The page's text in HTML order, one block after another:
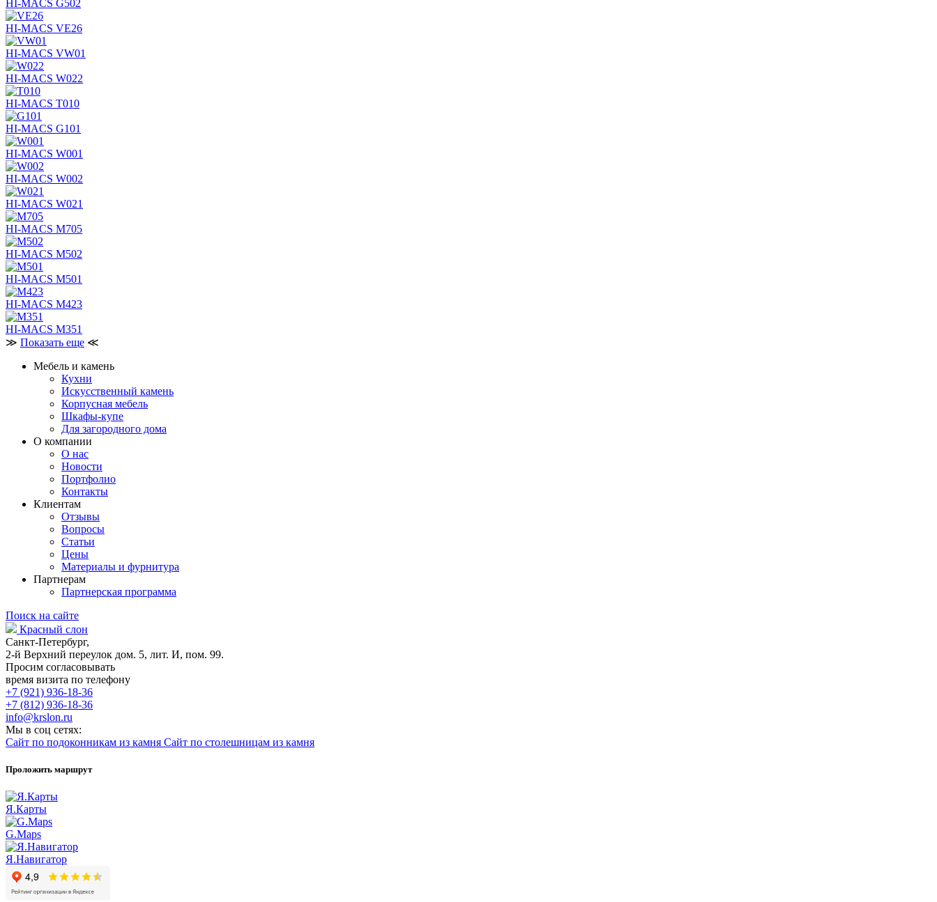
HI-MACS G502
HI-MACS VE26
HI-MACS VW01
HI-MACS W022
HI-MACS T010
HI-MACS G101
HI-MACS W001
HI-MACS W002
HI-MACS W021
HI-MACS M705
HI-MACS M502
HI-MACS M501
HI-MACS M423
HI-MACS M351
≫ Показать еще ≪
Мебель и камень
Кухни
Искусственный камень
Корпусная мебель
Шкафы-купе
Для загородного дома
О компании
О нас
Новости
Портфолио
Контакты
Клиентам
Отзывы
Вопросы
Статьи
Цены
Материалы и фурнитура
Партнерам
Партнерская программа
Поиск на сайте
Красный слон
Санкт-Петербург,
2-й Верхний переулок дом. 5, лит. И, пом. 99.
Просим согласовывать
время визита по телефону
+7 (921) 936-18-36
+7 (812) 936-18-36
info@krslon.ru
Мы в соц сетях:
Сайт по подоконникам из камня Сайт по столешницам из камня
Проложить маршрут
Я.Карты
G.Maps
Я.Навигатор